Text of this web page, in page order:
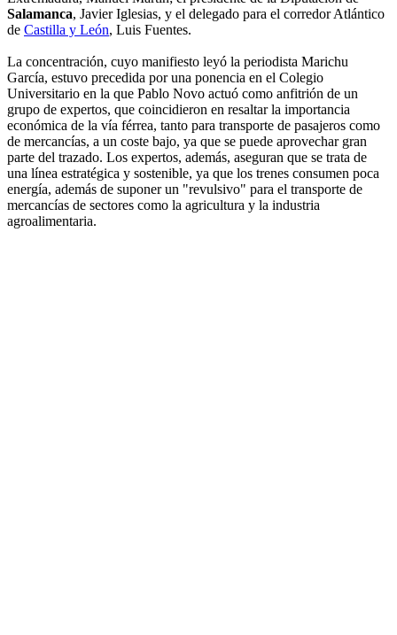
Salamanca, Javier Iglesias, y el delegado para el corredor Atlántico
de Castilla y León, Luis Fuentes.
La concentración, cuyo manifiesto leyó la periodista Marichu
García, estuvo precedida por una ponencia en el Colegio
Universitario en la que Pablo Novo actuó como anfitrión de un
grupo de expertos, que coincidieron en resaltar la importancia
económica de la vía férrea, tanto para transporte de pasajeros como
de mercancías, a un coste bajo, ya que se puede aprovechar gran
parte del trazado. Los expertos, además, aseguran que se trata de
una línea estratégica y sostenible, ya que los trenes consumen poca
energía, además de suponer un "revulsivo" para el transporte de
mercancías de sectores como la agricultura y la industria
agroalimentaria.